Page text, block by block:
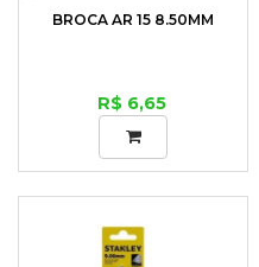
BROCA AR 15 8.50MM
R$ 6,65